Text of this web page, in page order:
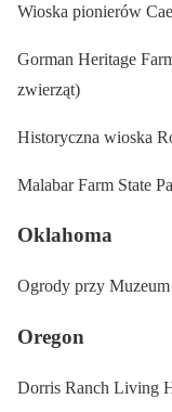
Wioska pionierów
Gorman Heritage
zwierząt)
Historyczna wioska
Malabar Farm State
Oklahoma
Ogrody przy
Oregon
Dorris Ranch Living